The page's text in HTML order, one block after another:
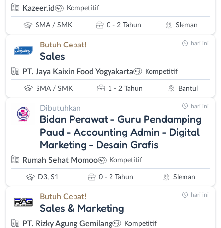
Kazeer.id Kompetitif
SMA / SMK 0 - 2 Tahun Sleman
Butuh Cepat!
Sales
PT. Jaya Kaixin Food Yogyakarta Kompetitif
SMA / SMK 1 - 2 Tahun Bantul
hari ini
Dibutuhkan
Bidan Perawat - Guru Pendamping
Paud - Accounting Admin - Digital
Marketing - Desain Grafis
Rumah Sehat Momoo Kompetitif
D3, S1 0 - 2 Tahun Sleman
hari ini
Butuh Cepat!
Sales & Marketing
PT. Rizky Agung Gemilang Kompetitif
hari ini